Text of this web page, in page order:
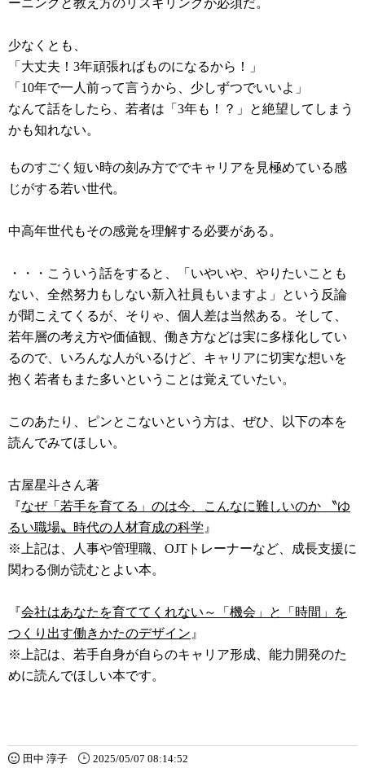
ーニングと教え方のリスキリングが必須だ。
少なくとも、
「大丈夫！3年頑張ればものになるから！」
「10年で一人前って言うから、少しずつでいいよ」
なんて話をしたら、若者は「3年も！？」と絶望してしまう
かも知れない。
ものすごく短い時の刻み方ででキャリアを見極めている感
じがする若い世代。
中高年世代もその感覚を理解する必要がある。
・・・こういう話をすると、「いやいや、やりたいことも
ない、全然努力もしない新入社員もいますよ」という反論
が聞こえてくるが、そりゃ、個人差は当然ある。そして、
若年層の考え方や価値観、働き方などは実に多様化してい
るので、いろんな人がいるけど、キャリアに切実な想いを
抱く若者もまた多いということは覚えていたい。
このあたり、ピンとこないという方は、ぜひ、以下の本を
読んでみてほしい。
古屋星斗さん著
『なぜ「若手を育てる」のは今、こんなに難しいのか 〝ゆ
るい職場〟時代の人材育成の科学 』
※上記は、人事や管理職、OJTトレーナーなど、成長支援に
関わる側が読むとよい本。
『会社はあなたを育ててくれない～「機会」と「時間」を
つくり出す働きかたのデザイン 』
※上記は、若手自身が自らのキャリア形成、能力開発のた
めに読んでほしい本です。
田中 淳子 2025/05/07 08:14:52